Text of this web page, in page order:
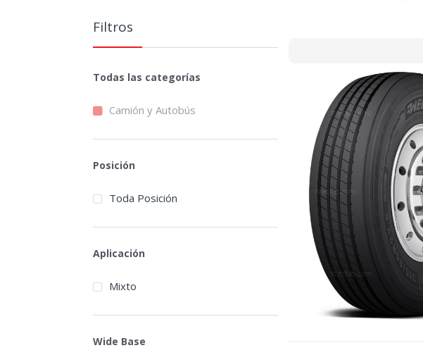
Filtros
Todas las categorías
Camión y Autobús
Posición
Toda Posición
Aplicación
Mixto
Wide Base